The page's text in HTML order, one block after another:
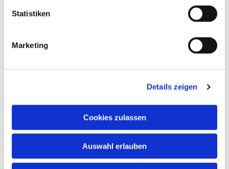
Statistiken
Marketing
Details zeigen
Cookies zulassen
Auswahl erlauben